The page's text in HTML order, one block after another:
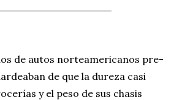
de autos norteamericanos pre-
de que la dureza casi
y el peso de sus chasis